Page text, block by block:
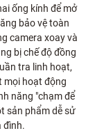
ống kính để mở
bảo vệ toàn
camera xoay và
bị chế độ đồng
tra linh hoạt,
mọi hoạt động
năng "chạm để
sản phẩm dễ sử
đình.